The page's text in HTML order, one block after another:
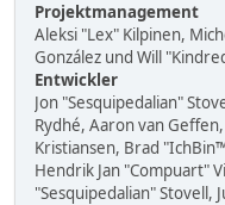
Projektmanagement
Aleksi "Lex" Kilpinen,
González und Will
Entwickler
Jon "Sesquipedalian"
Rydhé, Aaron van
Kristiansen, Brad
Hendrik Jan "Compuart"
"Sesquipedalian" Stovell,